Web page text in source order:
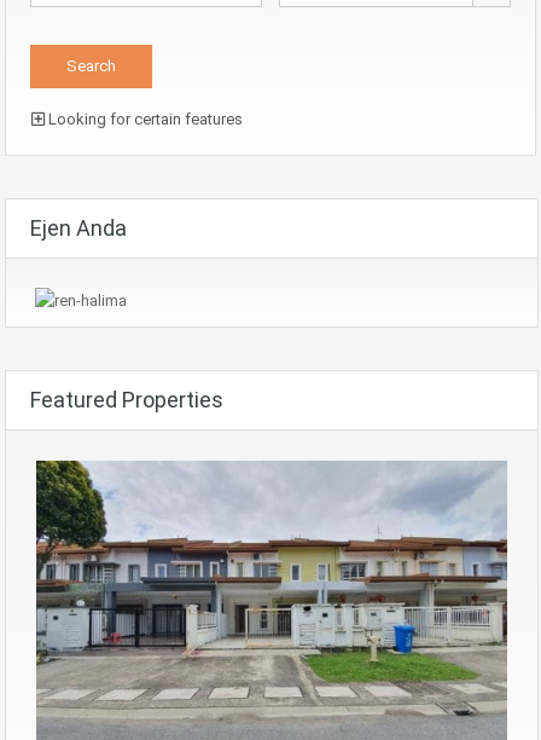
Looking for certain features
Ejen Anda
Featured Properties